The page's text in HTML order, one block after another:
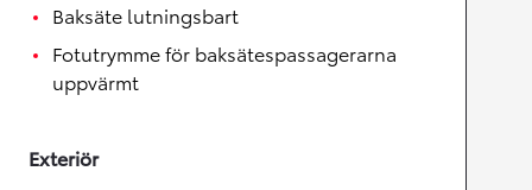
Baksäte lutningsbart
Fotutrymme för baksätespassagerarna
uppvärmt
Exteriör